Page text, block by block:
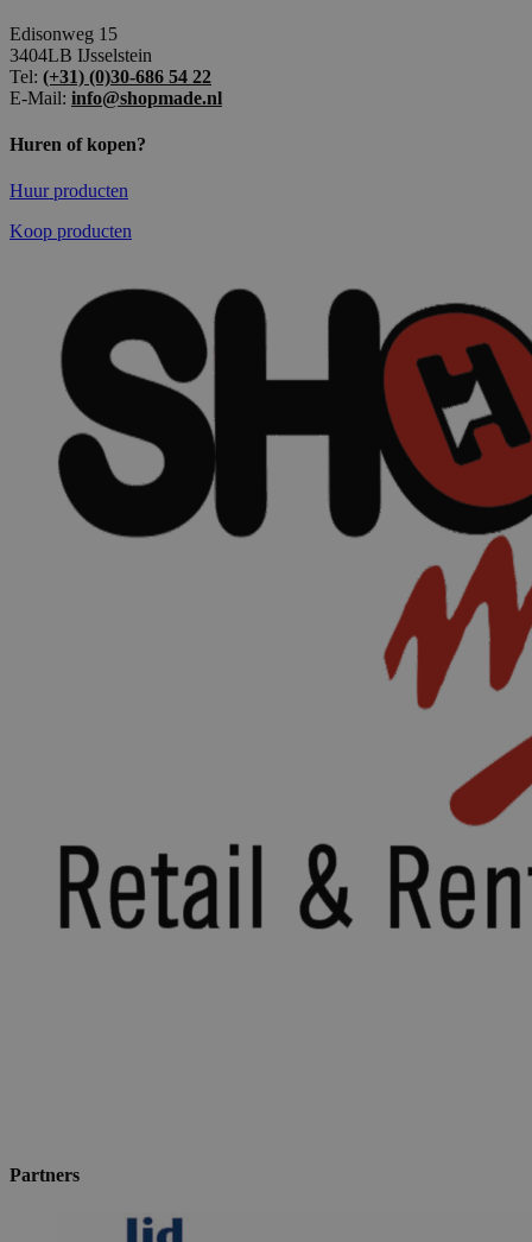
Edisonweg 15
3404LB IJsselstein
Tel: (+31) (0)30-686 54 22
E-Mail: info@shopmade.nl
Huren of kopen?
Huur producten
Koop producten
Partners